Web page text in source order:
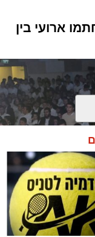
ארועי בין